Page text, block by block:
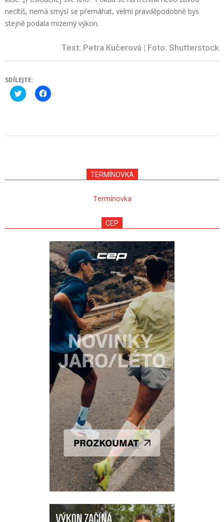
necítíš, nemá smysl se přemáhat, velmi pravděpodobně bys
stejně podala mizerný výkon.
Text: Petra Kučerová | Foto: Shutterstock
SDÍLEJTE:
Click
to
new
Click
to
new
TERMÍNOVKA
Termínovka
CEP